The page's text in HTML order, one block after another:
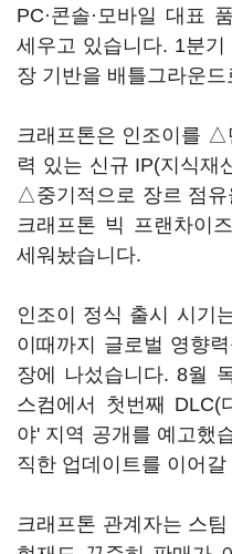
PC·콘솔·모바일 대표
세우고 있습니다. 1분
장 기반을 배틀그라운
크래프톤은 인조이를 △
력 있는 신규 IP(지식재
△중기적으로 장르 점
크래프톤 빅 프랜차이
세워놨습니다.
인조이 정식 출시 시기
이때까지 글로벌 영향
장에 나섰습니다. 8월
스컴에서 첫번째 DLC(
야' 지역 공개를 예고했
직한 업데이트를 이어
크래프톤 관계자는 스